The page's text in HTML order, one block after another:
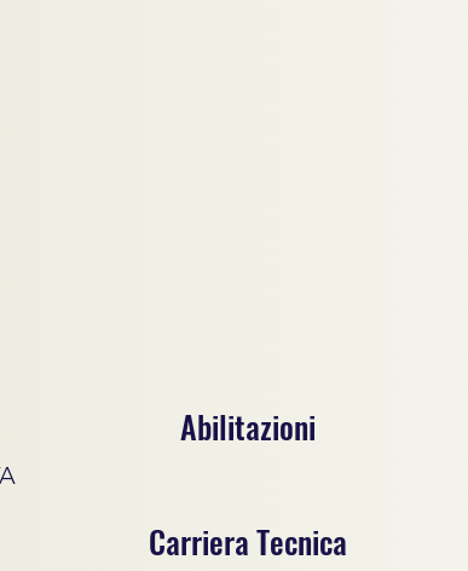
Abilitazioni
Carriera Tecnica